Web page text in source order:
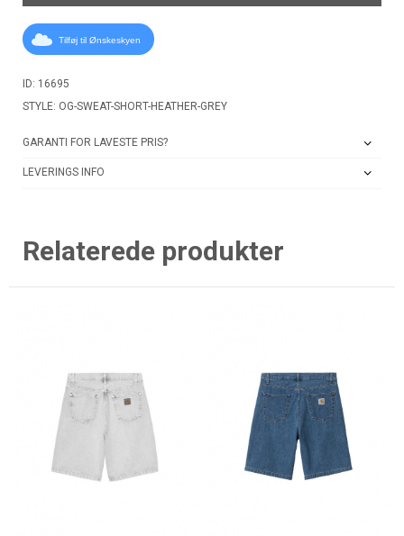
Tilføj til Ønskeskyen
ID: 16695
STYLE: OG-SWEAT-SHORT-HEATHER-GREY
GARANTI FOR LAVESTE PRIS?
LEVERINGS INFO
Relaterede produkter